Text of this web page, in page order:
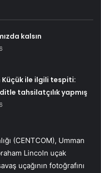
kalsın
Küçük ile ilgili tespiti:
tahsilatçılık yapmış
(CENTCOM), Umman
Lincoln uçak
uçağının fotoğrafını